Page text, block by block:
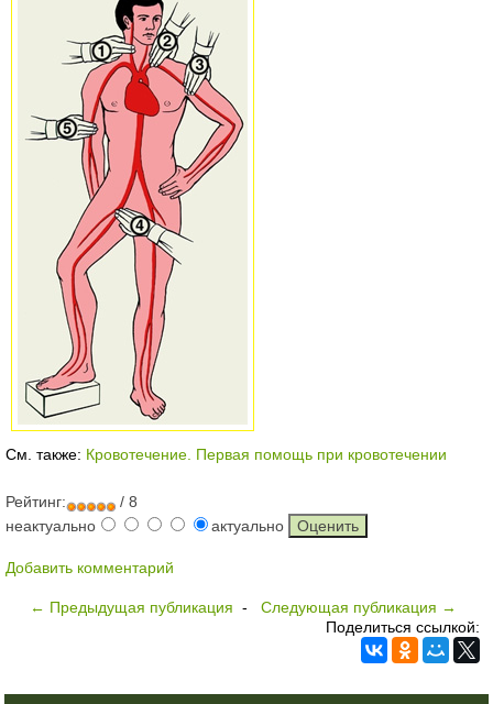
См. также: Кровотечение. Первая помощь при кровотечении
Рейтинг:
/ 8
неактуально
актуально
Добавить комментарий
← Предыдущая публикация - Следующая публикация →
Поделиться ссылкой: